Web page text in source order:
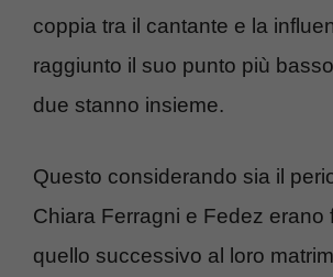
coppia tra il cantante e la
raggiunto il suo punto più
due stanno insieme.
Questo considerando sia il
Chiara Ferragni e Fedez erano
quello successivo al loro